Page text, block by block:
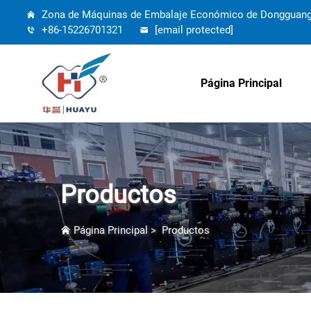
Zona de Máquinas de Embalaje Económico de
+86-15226701321
[email protected]
Página Principal
Productos
Página Principal >Productos